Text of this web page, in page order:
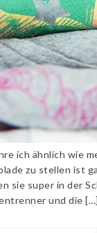
ich ähnlich wie
zu stellen ist
sie super in der
und die […]